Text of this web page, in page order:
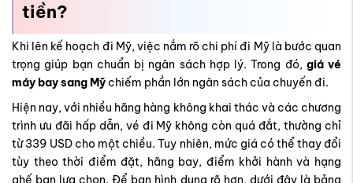
tiền?
Khi lên kế hoạch đi Mỹ, việc nắm rõ chi phí đi Mỹ là bước quan
trọng giúp bạn chuẩn bị ngân sách hợp lý. Trong đó, giá vé
máy bay sang Mỹ chiếm phần lớn ngân sách của chuyến đi.
Hiện nay, với nhiều hãng hàng không khai thác và các chương
trình ưu đãi hấp dẫn, vé đi Mỹ không còn quá đắt, thường chỉ
từ339 USD cho một chiều. Tuy nhiên, mức giá có thể thay đổi
tùy theo thời điểm đặt, hãng bay, điểm khởi hành và hạng
ghế bạn lựa chọn. Để bạn hình dung rõ hơn, dưới đây là bảng